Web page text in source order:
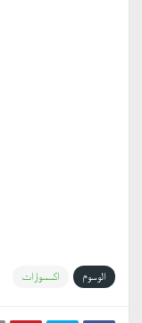
الوسوم اكسسوارات